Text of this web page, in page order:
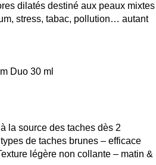
dilatés destiné aux peaux mixtes
stress, tabac, pollution… autant
Duo 30 ml
la source des taches dès 2
de taches brunes – efficace
légère non collante – matin &